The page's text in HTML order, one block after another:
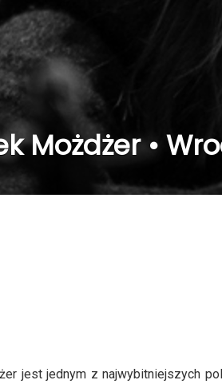
Możdżer •
jest jednym z najwybitniejszych